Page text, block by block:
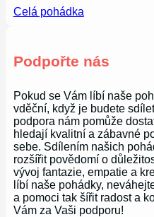
Celá pohádka
Podpořte nás
Pokud se Vám líbí naše
vděční, když je budete
podpora nám pomůže
hledají kvalitní a zábavné
sebe. Sdílením našich
rozšířit povědomí o
vývoj fantazie, empatie a
líbí naše pohádky,
a pomoci tak šířit radost a
Vám za Vaši podporu!